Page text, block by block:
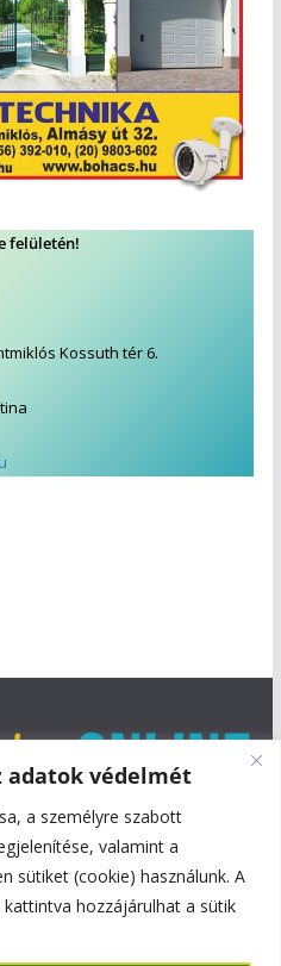
adatok védelmét
a személyre szabott
valamint a
sütiket (cookie) használunk. A
hozzájárulhat a sütik
felületén!
Kossuth tér 6.